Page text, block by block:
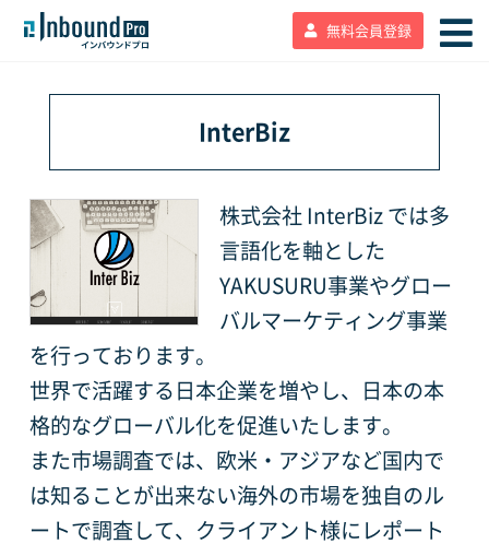
無料会員登録
InterBiz
株式会社 InterBiz では多
言語化を軸とした
YAKUSURU事業やグロー
バルマーケティング事業
を行っております。
世界で活躍する日本企業を増やし、日本の本
格的なグローバル化を促進いたします。
また市場調査では、欧米・アジアなど国内で
は知ることが出来ない海外の市場を独自のル
ートで調査して、クライアント様にレポート